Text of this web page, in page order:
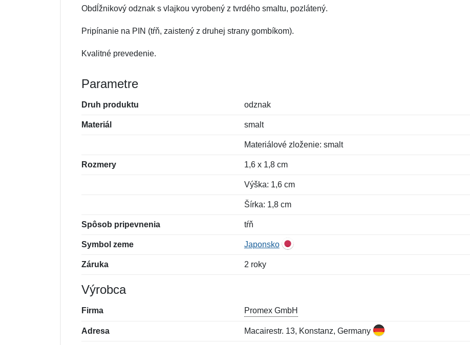
Obdĺžnikový odznak s vlajkou vyrobený z tvrdého smaltu, pozlátený.
Pripínanie na PIN (tŕň, zaistený z druhej strany gombíkom).
Kvalitné prevedenie.
Parametre
Druh produktu odznak
Materiál smalt
Materiálové zloženie: smalt
Rozmery 1,6 x 1,8 cm
Výška: 1,6 cm
Šírka: 1,8 cm
Spôsob pripevnenia tŕň
Symbol zeme Japonsko
Záruka 2 roky
Výrobca
Firma Promex GmbH
Adresa Macairestr. 13, Konstanz, Germany